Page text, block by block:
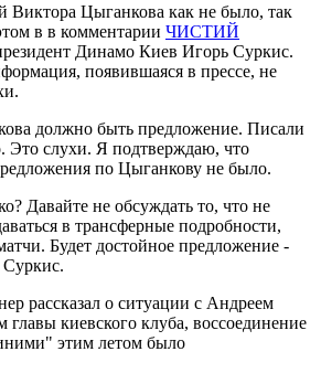
Виктора Цыганкова как не было, так
в в комментарии ЧИСТИЙ
Динамо Киев Игорь Суркис.
появившаяся в прессе, не
должно быть предложение. Писали
Это слухи. Я подтверждаю, что
по Цыганкову не было.
Давайте не обсуждать то, что не
в трансферные подробности,
Будет достойное предложение -
Суркис.
рассказал о ситуации с Андреем
киевского клуба, воссоединение
этим летом было